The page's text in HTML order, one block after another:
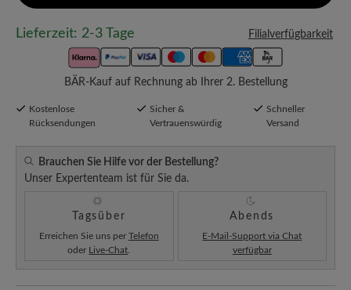
Lieferzeit: 2-3 Tage Filialverfügbarkeit
BÄR-Kauf auf Rechnung ab Ihrer 2. Bestellung
Kostenlose
Rücksendungen
Sicher &
Vertrauenswürdig
Schneller
Versand
Brauchen Sie Hilfe vor der Bestellung?
Unser Expertenteam ist für Sie da.
Tagsüber
Erreichen Sie uns per Telefon
oder Live-Chat
Abends
E-Mail-Support via Chat
verfügbar